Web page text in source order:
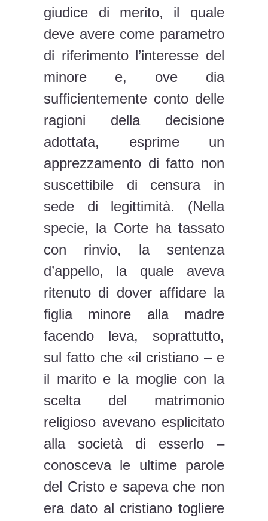
giudice di merito, il quale
deve avere come parametro
di riferimento l’interesse del
minore e, ove dia
sufficientemente conto delle
ragioni della decisione
adottata, esprime un
apprezzamento di fatto non
suscettibile di censura in
sede di legittimità. (Nella
specie, la Corte ha tassato
con rinvio, la sentenza
d’appello, la quale aveva
ritenuto di dover affidare la
figlia minore alla madre
facendo leva, soprattutto,
sul fatto che «il cristiano – e
il marito e la moglie con la
scelta del matrimonio
religioso avevano esplicitato
alla società di esserlo –
conosceva le ultime parole
del Cristo e sapeva che non
era dato al cristiano togliere